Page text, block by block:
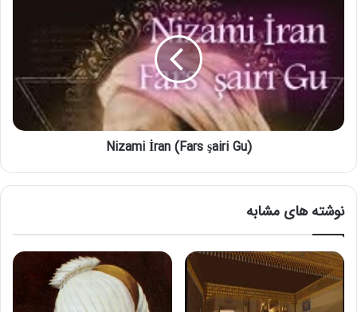
(Nizami İran (Fars şairi Gu
نوشته های مشابه